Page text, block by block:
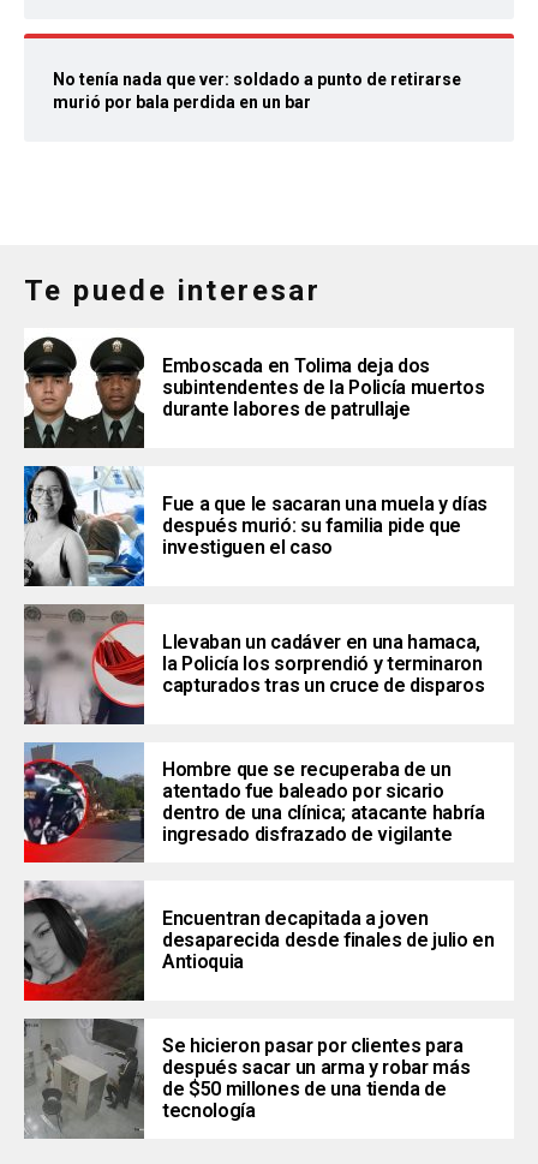
No tenía nada que ver: soldado a punto de retirarse
murió por bala perdida en un bar
Te puede interesar
Emboscada en Tolima deja dos
subintendentes de la Policía muertos
durante labores de patrullaje
Fue a que le sacaran una muela y días
después murió: su familia pide que
investiguen el caso
Llevaban un cadáver en una hamaca,
la Policía los sorprendió y terminaron
capturados tras un cruce de disparos
Hombre que se recuperaba de un
atentado fue baleado por sicario
dentro de una clínica; atacante habría
ingresado disfrazado de vigilante
Encuentran decapitada a joven
desaparecida desde finales de julio en
Antioquia
Se hicieron pasar por clientes para
después sacar un arma y robar más
de $50 millones de una tienda de
tecnología